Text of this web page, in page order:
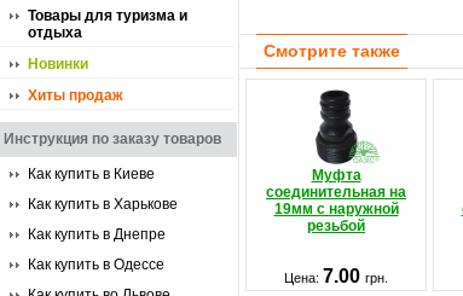
Товары для туризма и
отдыха
Новинки
Хиты продаж
Инструкция по заказу товаров
Как купить в Киеве
Как купить в Харькове
Как купить в Днепре
Как купить в Одессе
Смотрите также
Муфта
соединительная на
19мм с наружной
резьбой
Цена: 7.00 грн.